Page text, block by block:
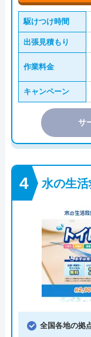
駆けつけ時間
出張見積もり
作業料金
キャンペーン
サ
水の生
全国各地の拠